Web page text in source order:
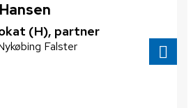
(H), partner
Falster